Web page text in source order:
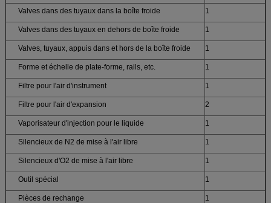
Valves dans des tuyaux dans la boîte froide 1
Valves dans des tuyaux en dehors de boîte froide 1
Valves, tuyaux, appuis dans et hors de la boîte froide 1
Forme et échelle de plate-forme, rails, etc. 1
Filtre pour l'air d'instrument 1
Filtre pour l'air d'expansion 2
Vaporisateur d'injection pour le liquide 1
Silencieux de N2 de mise à l'air libre 1
Silencieux d'O2 de mise à l'air libre 1
Outil spécial 1
Pièces de rechange 1